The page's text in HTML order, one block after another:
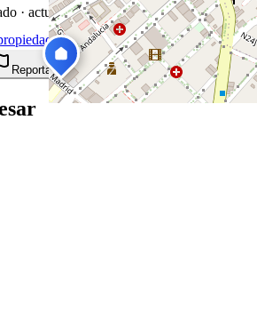
· actualizado hace 0 días
Compartir
Reportar anuncio